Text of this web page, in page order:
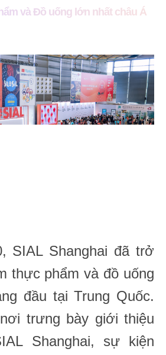
và Đồ uống lớn nhất châu Á
SIAL Shanghai đã trở
thực phẩm và đồ uống
đầu tại Trung Quốc.
trưng bày giới thiệu
Shanghai, sự kiện